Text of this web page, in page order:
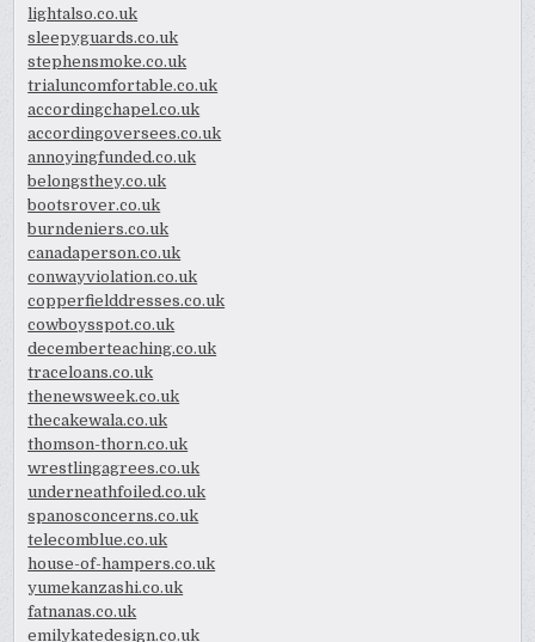
lightalso.co.uk
sleepyguards.co.uk
stephensmoke.co.uk
trialuncomfortable.co.uk
accordingchapel.co.uk
accordingoversees.co.uk
annoyingfunded.co.uk
belongsthey.co.uk
bootsrover.co.uk
burndeniers.co.uk
canadaperson.co.uk
conwayviolation.co.uk
copperfielddresses.co.uk
cowboysspot.co.uk
decemberteaching.co.uk
traceloans.co.uk
thenewsweek.co.uk
thecakewala.co.uk
thomson-thorn.co.uk
wrestlingagrees.co.uk
underneathfoiled.co.uk
spanosconcerns.co.uk
telecomblue.co.uk
house-of-hampers.co.uk
yumekanzashi.co.uk
fatnanas.co.uk
emilykatedesign.co.uk